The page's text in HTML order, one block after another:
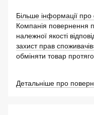
Більше інформації про
Компанія повернення
належної якості
захист прав
обміняти товар
Детальніше про